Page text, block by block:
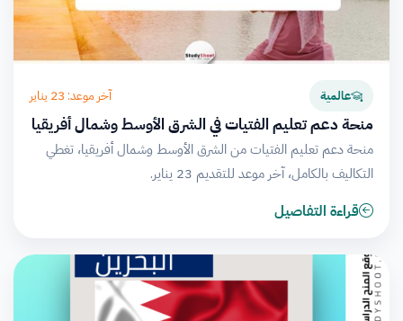
عالمية آخر موعد: 23 يناير
منحة دعم تعليم الفتيات في الشرق الأوسط وشمال أفريقيا
منحة دعم تعليم الفتيات من الشرق الأوسط وشمال أفريقيا، تغطي
التكاليف بالكامل، آخر موعد للتقديم 23 يناير.
قراءة التفاصيل